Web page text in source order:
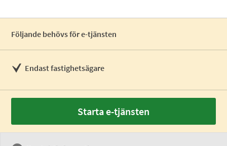
Följande behövs för e-tjänsten
Endast fastighetsägare
Starta e-tjänsten